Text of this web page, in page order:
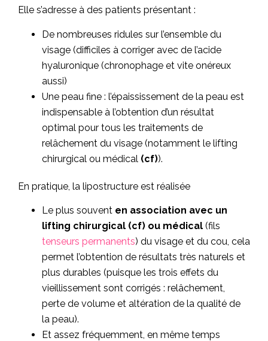
Elle s’adresse à des patients présentant :
De nombreuses ridules sur l’ensemble du
visage (difficiles à corriger avec de l’acide
hyaluronique (chronophage et vite onéreux
aussi)
Une peau fine : l’épaississement de la peau est
indispensable à l’obtention d’un résultat
optimal pour tous les traitements de
relâchement du visage (notamment le lifting
chirurgical ou médical (cf)).
En pratique, la lipostructure est réalisée
Le plus souvent en association avec un
lifting chirurgical (cf) ou médical (fils
tenseurs permanents) du visage et du cou, cela
permet l’obtention de résultats très naturels et
plus durables (puisque les trois effets du
vieillissement sont corrigés : relâchement,
perte de volume et altération de la qualité de
la peau).
Et assez fréquemment, en même temps